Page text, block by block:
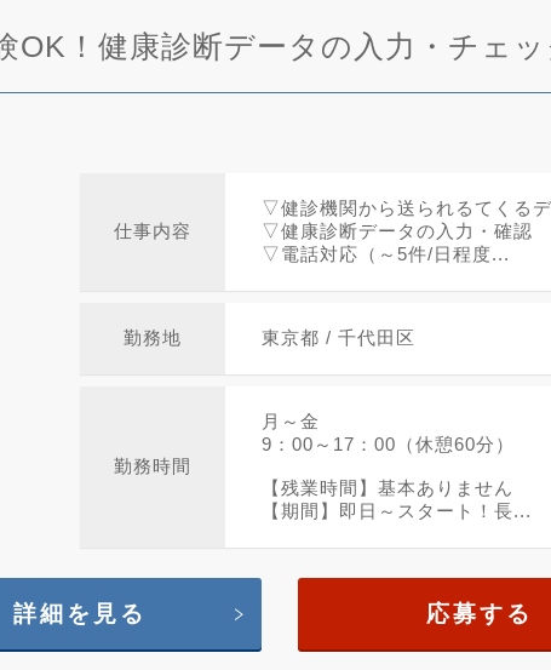
OK！健康診断データの入力・チェ
仕事内容
▽健診機関から送られるてくる
▽健康診断データの入力・確認
▽電話対応（～5件/日程度...
勤務地 東京都 / 千代田区
勤務時間
月～金
9：00～17：00（休憩60分）
【残業時間】基本ありません
【期間】即日～スタート！長...
詳細を見る 応募する